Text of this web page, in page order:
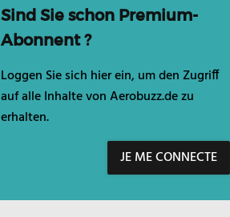
Sind Sie schon Premium-
Abonnent ?
Loggen Sie sich hier ein, um den Zugriff
auf alle Inhalte von Aerobuzz.de zu
erhalten.
JE ME CONNECTE